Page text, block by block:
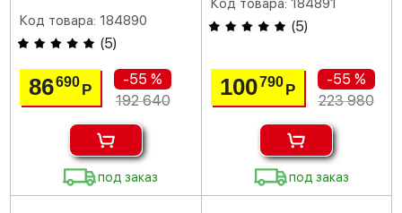
Код товара: 184890
(5)
86690Р
-55 %
192 640
под заказ
Код товара: 184891
(5)
100790 Р
-55 %
223 980
под заказ